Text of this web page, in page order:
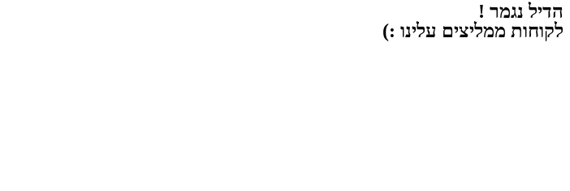
הדיל נגמר !
לקוחות ממליצים עלינו :)